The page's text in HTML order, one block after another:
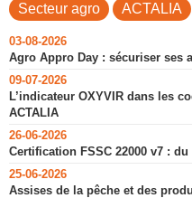
Secteur agro ACTALIA
03-08-2026
Agro Appro Day : sécuriser ses
09-07-2026
L’indicateur OXYVIR dans les
ACTALIA
26-06-2026
Certification FSSC 22000 v7 : du
25-06-2026
Assises de la pêche et des